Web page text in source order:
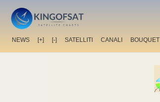
NEWS [+] [-] SATELLITI CANALI BOUQUET